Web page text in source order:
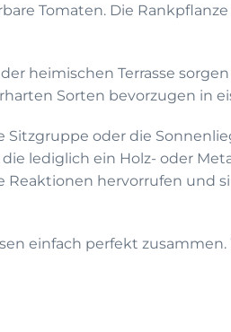
Tomaten. Die
heimischen Terrasse
Sorten bevorzugen in
oder die
lediglich ein Holz- oder
hervorrufen und
einfach perfekt